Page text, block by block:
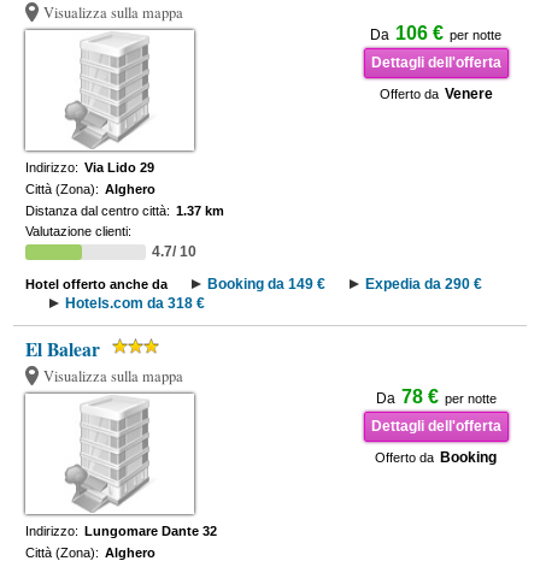
Visualizza sulla mappa
Da 106 € per notte
Dettagli dell'offerta
Offerto da Venere
Indirizzo: Via Lido 29
Città (Zona): Alghero
Distanza dal centro città: 1.37 km
Valutazione clienti:
4.7/ 10
Hotel offerto anche da Booking da 149 €
Expedia da 290 €
Hotels.com da 318 €
El Balear
Visualizza sulla mappa
Da 78 € per notte
Dettagli dell'offerta
Offerto da Booking
Indirizzo: Lungomare Dante 32
Città (Zona): Alghero